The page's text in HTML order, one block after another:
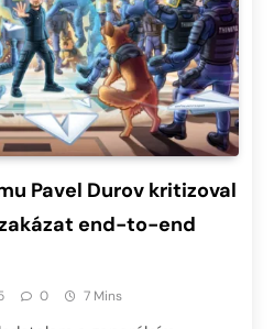
Pavel Durov kritizoval
end-to-end
0 7 Mins